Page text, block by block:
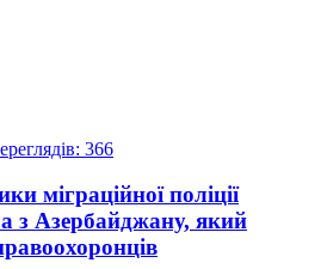
366
міграційної поліції
з Азербайджану, який